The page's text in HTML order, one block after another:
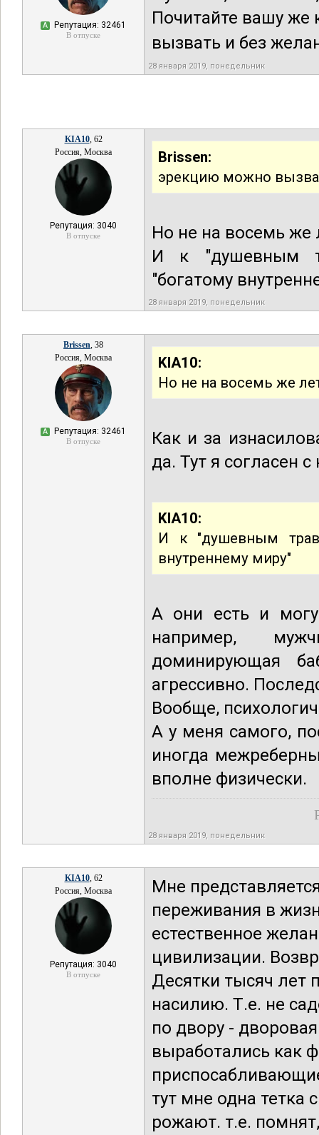
А Репутация: 32461
В отпуске
Почитайте вашу же
вызвать и без
28 января 2019, понедельник
KIA10, 62
Россия, Москва
Репутация: 3040
В отпуске
Brissen:
эрекцию можно
Но не на восемь же
И к "душевным
"богатому
28 января 2019, понедельник
Brissen, 38
Россия, Москва
А Репутация: 32461
В отпуске
KIA10:
Но не на восемь же
Как и за
да. Тут я согласен
KIA10:
И к "душевным
внутреннему миру"
А они есть и
например,
доминирующая
агрессивно.
Вообще,
А у меня самого,
иногда
вполне физически.
28 января 2019, понедельник
KIA10, 62
Россия, Москва
Репутация: 3040
В отпуске
Мне
переживания в
естественное
цивилизации.
Десятки тысяч лет
насилию. Т.е. не
по двору -
выработались как
тут мне одна тетка
рожают. т.е.